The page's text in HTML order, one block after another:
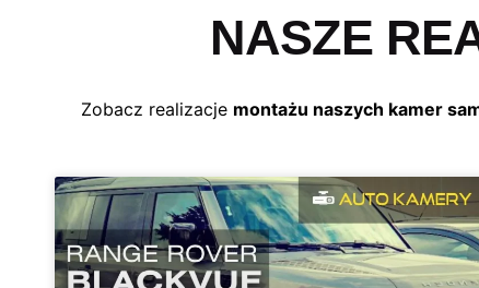
NASZE
Zobacz realizacje montażu naszych kamer